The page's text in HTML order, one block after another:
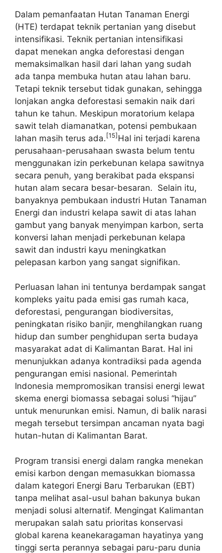
Dalam pemanfaatan Hutan Tanaman Energi
(HTE) terdapat teknik pertanian yang disebut
intensifikasi. Teknik pertanian intensifikasi
dapat menekan angka deforestasi dengan
memaksimalkan hasil dari lahan yang sudah
ada tanpa membuka hutan atau lahan baru.
Tetapi teknik tersebut tidak gunakan, sehingga
lonjakan angka deforestasi semakin naik dari
tahun ke tahun. Meskipun moratorium kelapa
sawit telah diamanatkan, potensi pembukaan
lahan masih terus ada.[15] Hal ini terjadi karena
perusahaan-perusahaan swasta belum tentu
menggunakan izin perkebunan kelapa sawitnya
secara penuh, yang berakibat pada ekspansi
hutan alam secara besar-besaran. Selain itu,
banyaknya pembukaan industri Hutan Tanaman
Energi dan industri kelapa sawit di atas lahan
gambut yang banyak menyimpan karbon, serta
konversi lahan menjadi perkebunan kelapa
sawit dan industri kayu meningkatkan
pelepasan karbon yang sangat signifikan.
Perluasan lahan ini tentunya berdampak sangat
kompleks yaitu pada emisi gas rumah kaca,
deforestasi, pengurangan biodiversitas,
peningkatan risiko banjir, menghilangkan ruang
hidup dan sumber penghidupan serta budaya
masyarakat adat di Kalimantan Barat. Hal ini
menunjukkan adanya kontradiksi pada agenda
pengurangan emisi nasional. Pemerintah
Indonesia mempromosikan transisi energi lewat
skema energi biomassa sebagai solusi “hijau”
untuk menurunkan emisi. Namun, di balik narasi
megah tersebut tersimpan ancaman nyata bagi
hutan-hutan di Kalimantan Barat.
Program transisi energi dalam rangka menekan
emisi karbon dengan memasukkan biomassa
dalam kategori Energi Baru Terbarukan (EBT)
tanpa melihat asal-usul bahan bakunya bukan
menjadi solusi alternatif. Mengingat Kalimantan
merupakan salah satu prioritas konservasi
global karena keanekaragaman hayatinya yang
tinggi serta perannya sebagai paru-paru dunia